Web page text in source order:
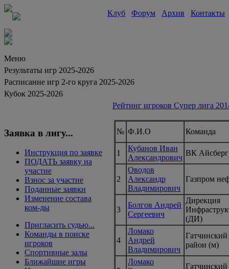
Клуб Форум Архив Контакты
Меню
Результаты игр 2025-2026
Расписание игр 2-го круга 2025-2026
Кубок 2025-2026
Заявка в лигу...
Инструкция по заявке
ПОДАТЬ заявку на
участие
Взнос за участие
Поданные заявки
Изменение состава
ком-ды
Пригласить судью...
Команды в поиске
игроков
Спортивные залы
Ближайшие игры
Рейтинг игроков Супер лига
№ Ф.И.О Команда
1
Кубанов Иван
Александрович
ВК Айсберг
2
Оводов
Александр
Владимирович
Газпром
3
Болгов Андрей
Сергеевич
Дирекция
(ДИ)
4
Ломако
Андрей
Владимирович
Гатчинский
район (м)
Ломако
Гатчинский